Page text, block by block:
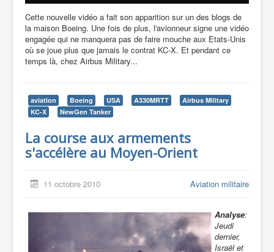
Cette nouvelle vidéo a fait son apparition sur un des blogs de
la maison Boeing. Une fois de plus, l'avionneur signe une vidéo
engagée qui ne manquera pas de faire mouche aux Etats-Unis
où se joue plus que jamais le contrat KC-X. Et pendant ce
temps là, chez Airbus Military...
aviation Boeing USA A330MRTT
Airbus Military
KC-X
NewGen Tanker
La course aux armements
s'accélère au Moyen-Orient
11 octobre 2010 Aviation militaire
Analyse:
Jeudi
dernier,
Israël et